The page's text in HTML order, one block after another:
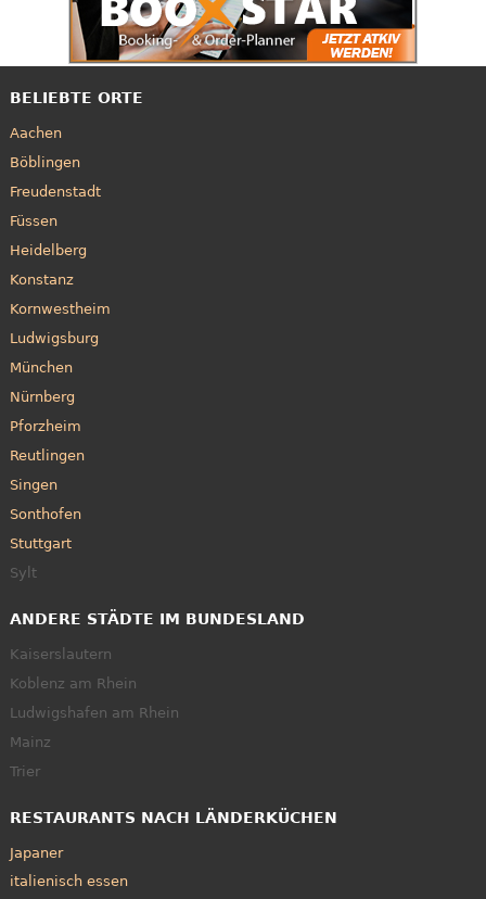
BELIEBTE ORTE
Aachen
Böblingen
Freudenstadt
Füssen
Heidelberg
Konstanz
Kornwestheim
Ludwigsburg
München
Nürnberg
Pforzheim
Reutlingen
Singen
Sonthofen
Stuttgart
Sylt
ANDERE STÄDTE IM BUNDESLAND
Kaiserslautern
Koblenz am Rhein
Ludwigshafen am Rhein
Mainz
Trier
RESTAURANTS NACH LÄNDERKÜCHEN
Japaner
italienisch essen